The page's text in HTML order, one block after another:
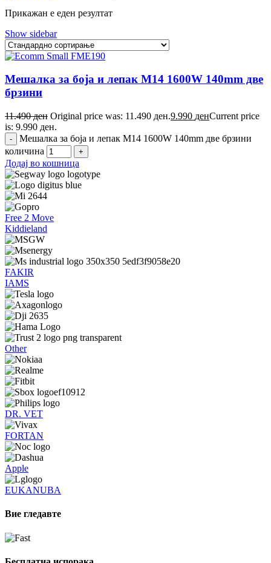
Прикажан е еден резултат
Show sidebar
Мешалка за боја и лепак M14 1600W 140mm две
брзини
11.490ден Original price was: 11.490 ден.9.990 денCurrent price
is: 9.990 ден.
Мешалка за боја и лепак M14 1600W 140mm две брзини
количина
Додај во кошница
Free 2 Move
Kiddieland
FAKIR
IAMS
Other
DR. VET
FORTAN
Apple
EUKANUBA
Вие гледавте